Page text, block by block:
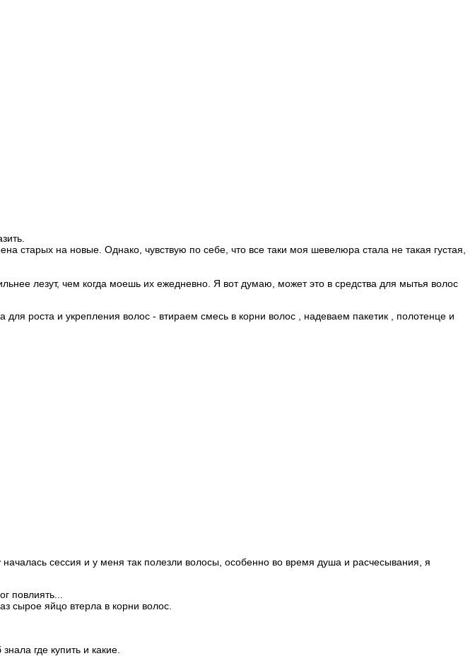
старых на новые. Однако, чувствую по себе, что все таки моя шевелюра стала не такая густая,
лезут, чем когда моешь их ежедневно. Я вот думаю, может это в средства для мытья волос
роста и укрепления волос - втираем смесь в корни волос , надеваем пакетик , полотенце и
сессия и у меня так полезли волосы, особенно во время душа и расчесывания, я
повлиять...
сырое яйцо втерла в корни волос.
где купить и какие.